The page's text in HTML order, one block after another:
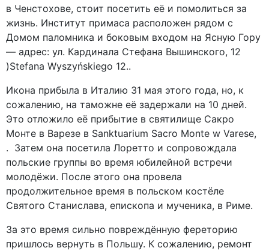
в Ченстохове, стоит посетить её и помолиться за
жизнь. Институт примаса расположен рядом с
Домом паломника и боковым входом на Ясную Гору
— адрес: ул. Кардинала Стефана Вышинского, 12
)Stefana Wyszyńskiego 12..
Икона прибыла в Италию 31 мая этого года, но, к
сожалению, на таможне её задержали на 10 дней.
Это отложило её прибытие в святилище Сакро
Монте в Варезе в Sanktuarium Sacro Monte w Varese,
. Затем она посетила Лоретто и сопровождала
польские группы во время юбилейной встречи
молодёжи. После этого она провела
продолжительное время в польском костёле
Святого Станислава, епископа и мученика, в Риме.
За это время сильно повреждённую фереторию
пришлось вернуть в Польшу. К сожалению, ремонт